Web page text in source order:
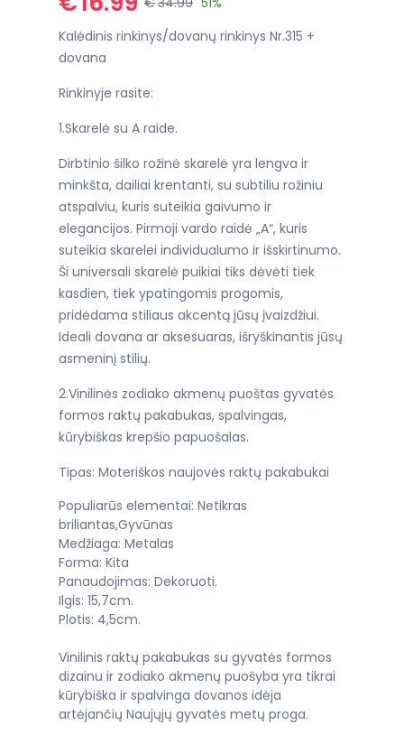
Kalėdinis rinkinys/dovanų rinkinys Nr.315 +
dovana
Rinkinyje rasite:
1.Skarelė su A raide.
Dirbtinio šilko rožinė skarelė yra lengva ir
minkšta, dailiai krentanti, su subtiliu rožiniu
atspalviu, kuris suteikia gaivumo ir
elegancijos. Pirmoji vardo raidė „A“, kuris
suteikia skarelei individualumo ir išskirtinumo.
Ši universali skarelė puikiai tiks dėvėti tiek
kasdien, tiek ypatingomis progomis,
pridėdama stiliaus akcentą jūsų įvaizdžiui.
Ideali dovana ar aksesuaras, išryškinantis jūsų
asmeninį stilių.
2.Vinilinės zodiako akmenų puoštas gyvatės
formos raktų pakabukas, spalvingas,
kūrybiškas krepšio papuošalas.
Tipas: Moteriškos naujovės raktų pakabukai
Populiarūs elementai: Netikras
briliantas,Gyvūnas
Medžiaga: Metalas
Forma: Kita
Panaudojimas: Dekoruoti.
Ilgis: 15,7cm.
Plotis: 4,5cm.
Vinilinis raktų pakabukas su gyvatės formos
dizainu ir zodiako akmenų puošyba yra tikrai
kūrybiška ir spalvinga dovanos idėja
artėjančių Naujųjų gyvatės metų proga.